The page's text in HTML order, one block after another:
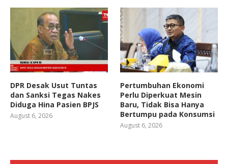
DPR Desak Usut Tuntas
dan Sanksi Tegas Nakes
Diduga Hina Pasien BPJS
August 6, 2026
Pertumbuhan Ekonomi
Perlu Diperkuat Mesin
Baru, Tidak Bisa Hanya
Bertumpu pada Konsumsi
August 6, 2026